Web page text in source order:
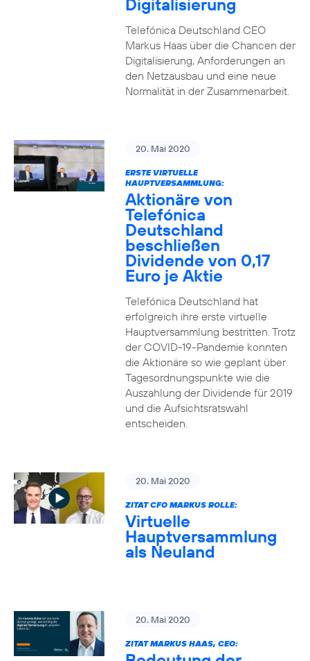
Digitalisierung
Telefónica Deutschland CEO
Markus Haas über die Chancen der
Digitalisierung, Anforderungen an
den Netzausbau und eine neue
Normalität in der Zusammenarbeit.
20. Mai 2020
ERSTE VIRTUELLE
HAUPTVERSAMMLUNG:
Aktionäre von
Telefónica
Deutschland
beschließen
Dividende von 0,17
Euro je Aktie
Telefónica Deutschland hat
erfolgreich ihre erste virtuelle
Hauptversammlung bestritten. Trotz
der COVID-19-Pandemie konnten
die Aktionäre so wie geplant über
Tagesordnungspunkte wie die
Auszahlung der Dividende für 2019
und die Aufsichtsratswahl
entscheiden.
20. Mai 2020
ZITAT CFO MARKUS ROLLE:
Virtuelle
Hauptversammlung
als Neuland
20. Mai 2020
ZITAT MARKUS HAAS, CEO: